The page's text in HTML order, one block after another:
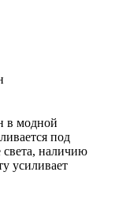
в модной
под
света, наличию
усиливает